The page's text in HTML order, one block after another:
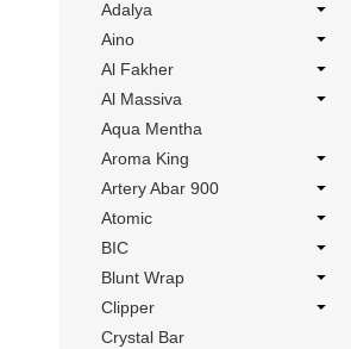
Adalya
Aino
Al Fakher
Al Massiva
Aqua Mentha
Aroma King
Artery Abar 900
Atomic
BIC
Blunt Wrap
Clipper
Crystal Bar